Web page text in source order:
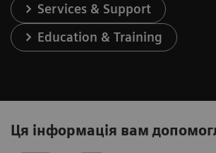
Services & Support
Education & Training
Ця інформація вам